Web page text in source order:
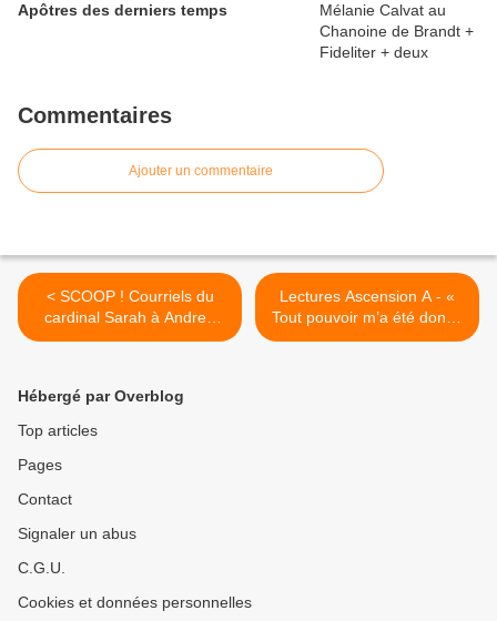
Apôtres des derniers temps
Commentaires
Ajouter un commentaire
< SCOOP ! Courriels du
cardinal Sarah à Andrea
Cionci : « Nous espérons
Lectures Ascension A - «
Tout pouvoir m’a été donné
au ciel et sur la terre » >
Hébergé par Overblog
Top articles
Pages
Contact
Signaler un abus
C.G.U.
Cookies et données personnelles